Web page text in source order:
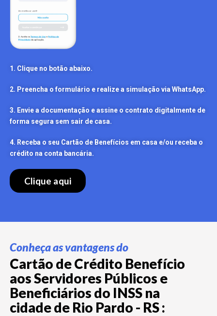
1. Clique no botão abaixo.
2. Preencha o formulário e realize a simulação via WhatsApp.
3. Envie a documentação e assine o contrato digitalmente de
forma segura sem sair de casa.
4. Receba o seu Cartão de Benefícios em casa e/ou receba o
crédito na conta bancária.
Clique aqui
Conheça as vantagens do
Cartão de Crédito Benefício
aos Servidores Públicos e
Beneficiários do INSS na
cidade de Rio Pardo - RS :